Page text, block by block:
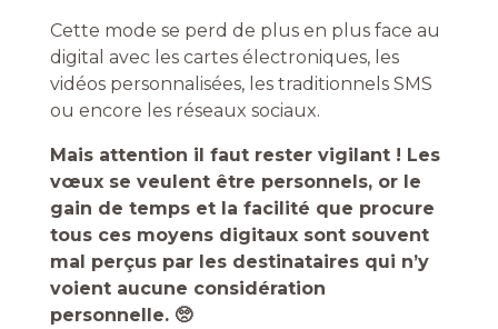
Cette mode se perd de plus en plus face au
digital avec les cartes électroniques, les
vidéos personnalisées, les traditionnels SMS
ou encore les réseaux sociaux.
Mais attention il faut rester vigilant ! Les
vœux se veulent être personnels, or le
gain de temps et la facilité que procure
tous ces moyens digitaux sont souvent
mal perçus par les destinataires qui n’y
voient aucune considération
personnelle. 🥺